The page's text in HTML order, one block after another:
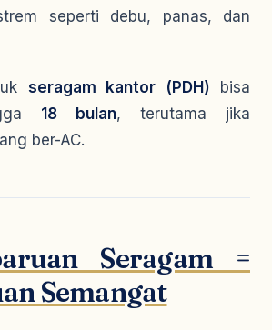
seperti debu, panas, dan
seragam kantor (PDH) bisa
18 bulan, terutama jika
ber-AC.
Seragam =
Semangat